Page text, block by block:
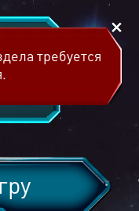
требуется